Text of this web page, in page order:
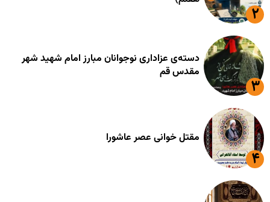
دسته‌ی عزاداری نوجوانان مبارز امام شهید شهر
مقدس قم
مقتل خوانی عصر عاشورا